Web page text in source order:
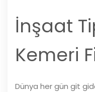
İnşaat
Kemeri
Dünya her gün git